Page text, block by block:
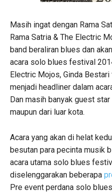
Masih ingat dengan Rama
Rama Satria & The Electric
band beraliran blues dan
acara solo blues festival
Electric Mojos, Ginda
menjadi headliner dalam
Dan masih banyak guest
maupun dari luar kota.
Acara yang akan di helat
besutan para pecinta musik
acara utama solo blues
diselenggarakan beberapa
Pre event perdana solo